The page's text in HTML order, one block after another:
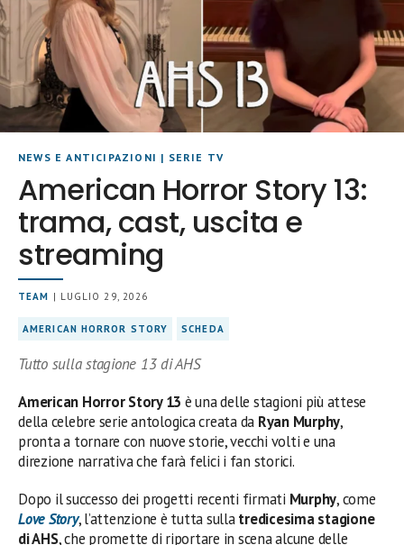
NEWS E ANTICIPAZIONI | SERIE TV
American Horror Story 13:
trama, cast, uscita e
streaming
TEAM | LUGLIO 29, 2026
AMERICAN HORROR STORY SCHEDA
Tutto sulla stagione 13 di AHS
American Horror Story 13 è una delle stagioni più attese
della celebre serie antologica creata da Ryan Murphy,
pronta a tornare con nuove storie, vecchi volti e una
direzione narrativa che farà felici i fan storici.
Dopo il successo dei progetti recenti firmati Murphy, come
Love Story, l’attenzione è tutta sullatredicesima stagione
di AHS, che promette di riportare in scena alcune delle